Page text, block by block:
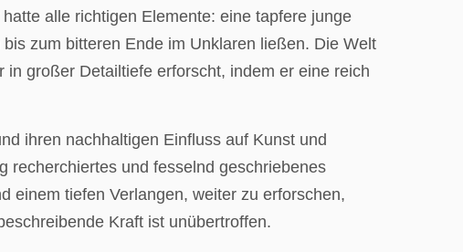
alle richtigen Elemente: eine tapfere junge
zum bitteren Ende im Unklaren ließen. Die Welt
großer Detailtiefe erforscht, indem er eine reich
ihren nachhaltigen Einfluss auf Kunst und
recherchiertes und fesselnd geschriebenes
einem tiefen Verlangen, weiter zu erforschen,
Kraft ist unübertroffen.